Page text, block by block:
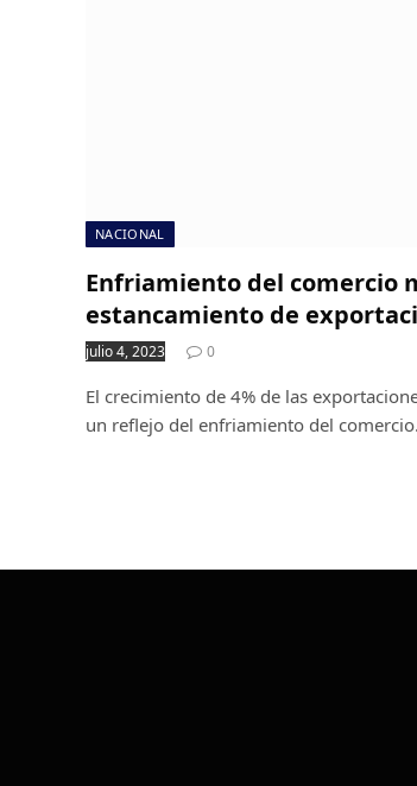
NACIONAL
Enfriamiento del comercio
estancamiento de
julio 4, 2023 0
El crecimiento de 4% de las
un reflejo del enfriamiento del